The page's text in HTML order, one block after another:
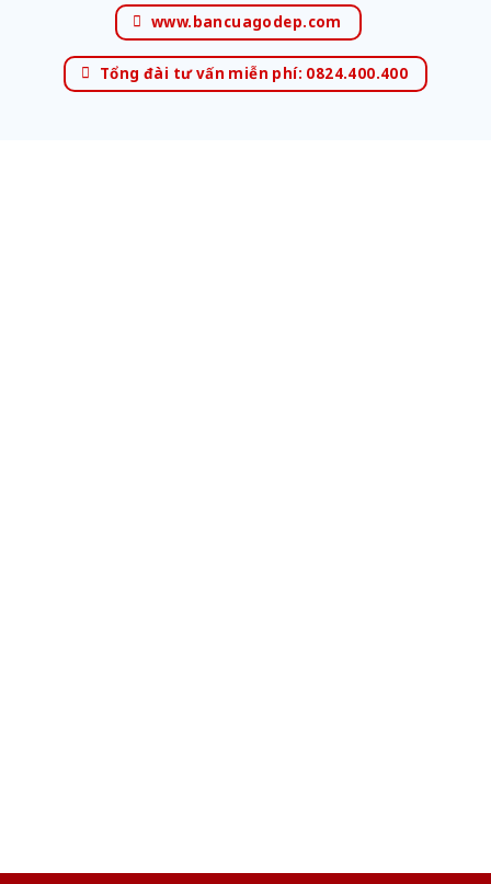
www.bancuagodep.com
Tổng đài tư vấn miễn phí: 0824.400.400